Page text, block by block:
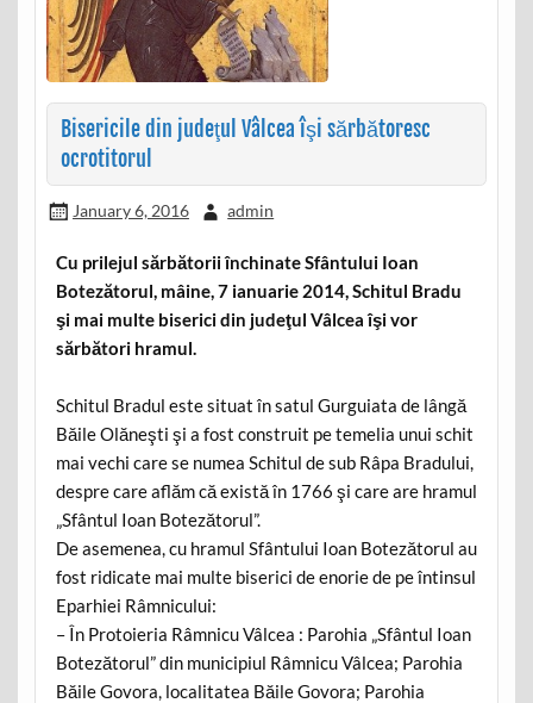
Bisericile din judeţul Vâlcea îşi sărbătoresc
ocrotitorul
January 6, 2016 admin
Cu prilejul sărbătorii închinate Sfântului Ioan
Botezătorul, mâine, 7 ianuarie 2014, Schitul Bradu
şi mai multe biserici din judeţul Vâlcea îşi vor
sărbători hramul.
Schitul Bradul este situat în satul Gurguiata de lângă
Băile Olăneşti şi a fost construit pe temelia unui schit
mai vechi care se numea Schitul de sub Râpa Bradului,
despre care aflăm că există în 1766 şi care are hramul
„Sfântul Ioan Botezătorul”.
De asemenea, cu hramul Sfântului Ioan Botezătorul au
fost ridicate mai multe biserici de enorie de pe întinsul
Eparhiei Râmnicului:
– În Protoieria Râmnicu Vâlcea : Parohia „Sfântul Ioan
Botezătorul” din municipiul Râmnicu Vâlcea; Parohia
Băile Govora, localitatea Băile Govora; Parohia